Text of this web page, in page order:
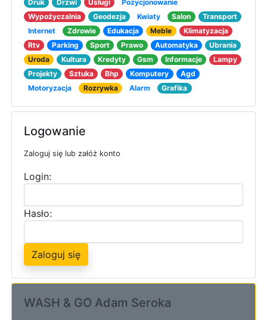
Druk
Drzwi Usługi
Pozycjonowanie
Wypożyczalnia
Geodezja Kwiaty Salon
Transport
Internet
Zdrowie Edukacja Meble
Klimatyzacja
Rtv
Parking Sport Prawo Automatyka
Ubrania
Uroda
Kultura Kredyty Gsm Informacje
Lampy
Projekty
Sztuka Bhp Komputery
Agd
Motoryzacja
Rozrywka Alarm Grafika
Logowanie
Zaloguj się lub załóż konto
Login:
Hasło:
Zaloguj się
WASH & GO Adam Seroka